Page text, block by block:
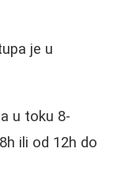
je u
u toku 8-
ili od 12h do